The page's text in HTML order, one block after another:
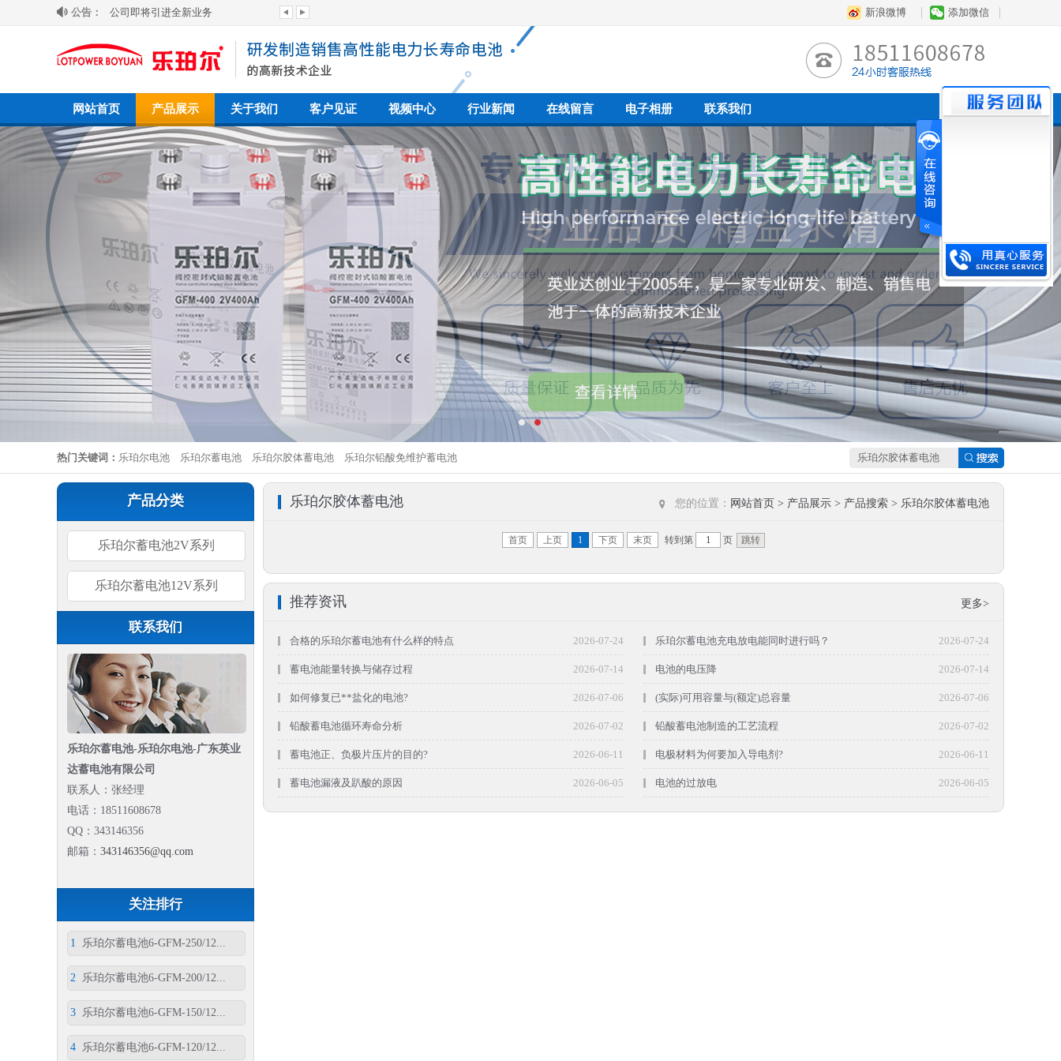
公告：
欢迎来到我司网站！
新浪微博 添加微信
网站首页 产品展示 关于我们 客户见证 视频中心 行业新闻 在线留言 电子相册 联系我们
热门关键词： 乐珀尔电池 乐珀尔蓄电池 乐珀尔胶体蓄电池 乐珀尔铅酸免维护蓄电池
产品分类
乐珀尔蓄电池2V系列
乐珀尔蓄电池12V系列
联系我们
乐珀尔蓄电池-乐珀尔电池-广东英业
达蓄电池有限公司
联系人：张经理
电话：18511608678
QQ：343146356
邮箱： 343146356@qq.com
关注排行
1 乐珀尔蓄电池6-GFM-250/12...
2 乐珀尔蓄电池6-GFM-200/12...
3 乐珀尔蓄电池6-GFM-150/12...
4 乐珀尔蓄电池6-GFM-120/12...
乐珀尔胶体蓄电池 网站首页 > 产品展示 > 产品搜索 > 乐珀尔胶体蓄电池
您的位置：
首页 上页 1 下页 末页 转到第 页
推荐资讯 更多>
合格的乐珀尔蓄电池有什么样的特点 2026-07-24 乐珀尔蓄电池充电放电能同时进行吗？ 2026-07-24
蓄电池能量转换与储存过程 2026-07-14 电池的电压降 2026-07-14
如何修复已**盐化的电池? 2026-07-06 (实际)可用容量与(额定)总容量 2026-07-06
铅酸蓄电池循环寿命分析 2026-07-02 铅酸蓄电池制造的工艺流程 2026-07-02
蓄电池正、负极片压片的目的? 2026-06-11 电极材料为何要加入导电剂? 2026-06-11
蓄电池漏液及趴酸的原因 2026-06-05 电池的过放电 2026-06-05